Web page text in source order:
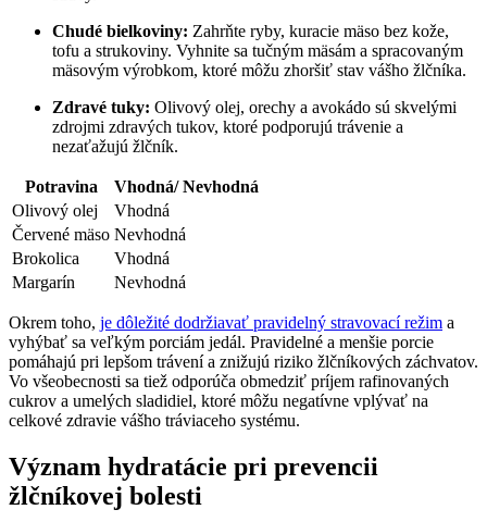
Chudé bielkoviny: Zahrňte ryby, kuracie mäso bez kože,
tofu a strukoviny. Vyhnite sa tučným mäsám a spracovaným
mäsovým výrobkom, ktoré môžu zhoršiť stav vášho žlčníka.
Zdravé tuky: Olivový olej, orechy a avokádo sú skvelými
zdrojmi zdravých tukov, ktoré podporujú trávenie a
nezaťažujú žlčník.
Potravina
Vhodná/ Nevhodná
Olivový olej
Vhodná
Červené mäso Nevhodná
Brokolica
Vhodná
Margarín
Nevhodná
Okrem toho, je dôležité dodržiavať pravidelný stravovací režim a
vyhýbať sa veľkým porciám jedál. Pravidelné a menšie porcie
pomáhajú pri lepšom trávení a znižujú riziko žlčníkových záchvatov.
Vo všeobecnosti sa tiež odporúča obmedziť príjem rafinovaných
cukrov a umelých sladidiel, ktoré môžu negatívne vplývať na
celkové zdravie vášho tráviaceho systému.
Význam hydratácie pri prevencii
žlčníkovej bolesti